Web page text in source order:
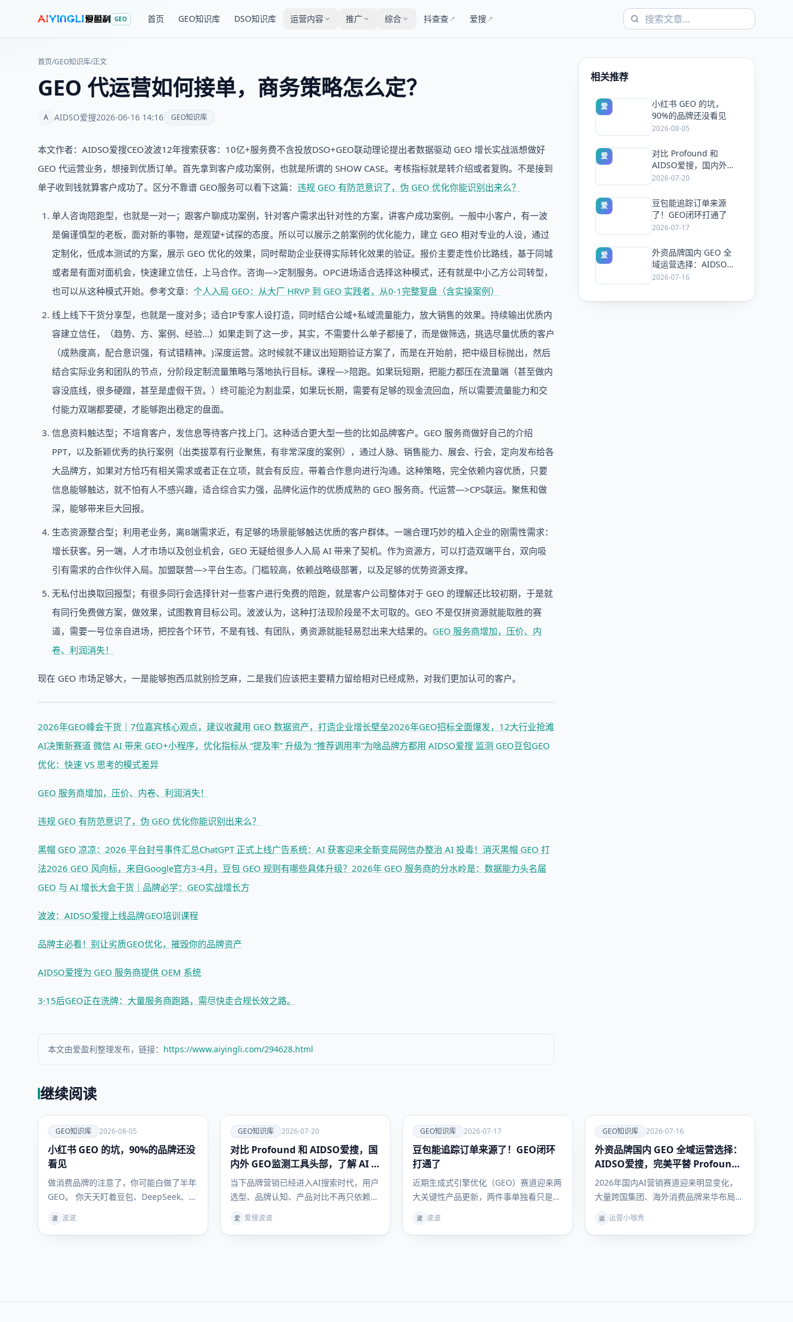
GEO 首页 GEO知识库 DSO知识库 运营内容 推广 综合 抖查查 ↗ 爱搜 ↗
首页/GEO知识库/正文
GEO 代运营如何接单，商务策略怎么定？
A AIDSO爱搜2026-06-16 14:16 GEO知识库
本文作者：AIDSO爱搜CEO波波12年搜索获客：10亿+服务费不含投放DSO+GEO联动理论提出者数据驱动 GEO 增长实战派想做好
GEO 代运营业务，想接到优质订单。首先拿到客户成功案例，也就是所谓的 SHOW CASE。考核指标就是转介绍或者复购。不是接到
单子收到钱就算客户成功了。区分不靠谱 GEO服务可以看下这篇： 违规 GEO 有防范意识了，伪 GEO 优化你能识别出来么？
单人咨询陪跑型，也就是一对一；跟客户聊成功案例，针对客户需求出针对性的方案，讲客户成功案例。一般中小客户，有一波
是偏谨慎型的老板，面对新的事物，是观望+试探的态度。所以可以展示之前案例的优化能力，建立 GEO 相对专业的人设，通过
定制化，低成本测试的方案，展示 GEO 优化的效果，同时帮助企业获得实际转化效果的验证。报价主要走性价比路线，基于同城
或者是有面对面机会，快速建立信任，上马合作。咨询—>定制服务。OPC进场适合选择这种模式，还有就是中小乙方公司转型，
也可以从这种模式开始。参考文章： 个人入局 GEO：从大厂 HRVP 到 GEO 实践者，从0-1完整复盘（含实操案例）
线上线下干货分享型，也就是一度对多；适合IP专家人设打造，同时结合公域+私域流量能力，放大销售的效果。持续输出优质内
容建立信任，（趋势、方、案例、经验…）如果走到了这一步，其实，不需要什么单子都接了，而是做筛选，挑选尽量优质的客户
（成熟度高，配合意识强，有试错精神。)深度运营。这时候就不建议出短期验证方案了，而是在开始前，把中级目标抛出，然后
结合实际业务和团队的节点，分阶段定制流量策略与落地执行目标。课程—>陪跑。如果玩短期，把能力都压在流量端（甚至做内
容没底线，很多硬蹭，甚至是虚假干货。）终可能沦为割韭菜，如果玩长期，需要有足够的现金流回血，所以需要流量能力和交
付能力双端都要硬，才能够跑出稳定的盘面。
信息资料触达型；不培育客户，发信息等待客户找上门。这种适合更大型一些的比如品牌客户。GEO 服务商做好自己的介绍
PPT，以及新颖优秀的执行案例（出类拔萃有行业聚焦，有非常深度的案例），通过人脉、销售能力、展会、行会，定向发布给各
大品牌方，如果对方恰巧有相关需求或者正在立项，就会有反应，带着合作意向进行沟通。这种策略，完全依赖内容优质，只要
信息能够触达，就不怕有人不感兴趣，适合综合实力强，品牌化运作的优质成熟的 GEO 服务商。代运营—>CPS联运。聚焦和做
深，能够带来巨大回报。
生态资源整合型；利用老业务，离B端需求近，有足够的场景能够触达优质的客户群体。一端合理巧妙的植入企业的刚需性需求：
增长获客。另一端，人才市场以及创业机会，GEO 无疑给很多人入局 AI 带来了契机。作为资源方，可以打造双端平台，双向吸
引有需求的合作伙伴入局。加盟联营—>平台生态。门槛较高，依赖战略级部署，以及足够的优势资源支撑。
无私付出换取回报型；有很多同行会选择针对一些客户进行免费的陪跑，就是客户公司整体对于 GEO 的理解还比较初期，于是就
有同行免费做方案，做效果，试图教育目标公司。波波认为，这种打法现阶段是不太可取的。GEO 不是仅拼资源就能取胜的赛
道，需要一号位亲自进场，把控各个环节，不是有钱、有团队，勇资源就能轻易怼出来大结果的。 GEO 服务商增加，压价、内
卷、利润消失！
现在 GEO 市场足够大，一是能够抱西瓜就别捡芝麻，二是我们应该把主要精力留给相对已经成熟，对我们更加认可的客户。
2026年GEO峰会干货｜7位嘉宾核心观点，建议收藏用 GEO 数据资产，打造企业增长壁垒2026年GEO招标全面爆发，12大行业抢滩
AI决策新赛道 微信 AI 带来 GEO+小程序，优化指标从 “提及率” 升级为 “推荐调用率”为啥品牌方都用 AIDSO爱搜 监测 GEO豆包GEO
优化：快速 VS 思考的模式差异
GEO 服务商增加，压价、内卷、利润消失！
违规 GEO 有防范意识了，伪 GEO 优化你能识别出来么？
黑帽 GEO 凉凉：2026 平台封号事件汇总ChatGPT 正式上线广告系统：AI 获客迎来全新变局网信办整治 AI 投毒！消灭黑帽 GEO 打
法2026 GEO 风向标，来自Google官方3-4月，豆包 GEO 规则有哪些具体升级？ 2026年 GEO 服务商的分水岭是：数据能力头名届
GEO 与 AI 增长大会干货｜品牌必学：GEO实战增长方
波波：AIDSO爱搜上线品牌GEO培训课程
品牌主必看！别让劣质GEO优化，摧毁你的品牌资产
AIDSO爱搜为 GEO 服务商提供 OEM 系统
3·15后GEO正在洗牌：大量服务商跑路，需尽快走合规长效之路。
本文由爱盈利整理发布，链接： https://www.aiyingli.com/294628.html
相关推荐
爱
小红书 GEO 的坑，
90%的品牌还没看见
2026-08-05
爱
对比 Profound 和
AIDSO爱搜，国内外
GEO监测工具头部，了
案
2026-07-20
爱
豆包能追踪订单来源
了！GEO闭环打通了
2026-07-17
爱
外资品牌国内 GEO 全
域运营选择：AIDSO爱
搜，完美平替
GEO平台
2026-07-16
继续阅读
爱
GEO知识
库
GEO知识库 2026-08-05
小红书 GEO 的坑，90%的品牌还没
看见
做消费品牌的注意了，你可能白做了半年
GEO。 你天天盯着豆包、DeepSeek、
新闻稿、做百科，折腾半天——但用户真
波 波波
爱
GEO知识
库
GEO知识库 2026-07-20
对比 Profound 和 AIDSO爱搜，国
内外 GEO监测工具头部，了解 AI 可
见度监测全方案
当下品牌营销已经进入AI搜索时代，用户
选型、品牌认知、产品对比不再只依赖传
言等大模型成为用户获取决策信息的核心
爱 爱搜波波
爱
GEO知识
库
GEO知识库 2026-07-17
豆包能追踪订单来源了！GEO闭环
打通了
近期生成式引擎优化（GEO）赛道迎来两
大关键性产品更新，两件事单独看只是平
底层逻辑：豆包上线独立订单来源追踪能
波 波波
爱
GEO知识
库
GEO知识库 2026-07-16
外资品牌国内 GEO 全域运营选择：
AIDSO爱搜，完美平替 Profound
海外头部GEO平台
2026年国内AI营销赛道迎来明显变化，
大量跨国集团、海外消费品牌来华布局
的Profound AEO监测工具，完全无法适
运 运营小咖秀